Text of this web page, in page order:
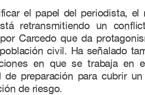
el papel del periodista, el
retransmitiendo un
Carcedo que da
civil. Ha señalado
en que se trabaja en
de preparación para cubrir
de riesgo.